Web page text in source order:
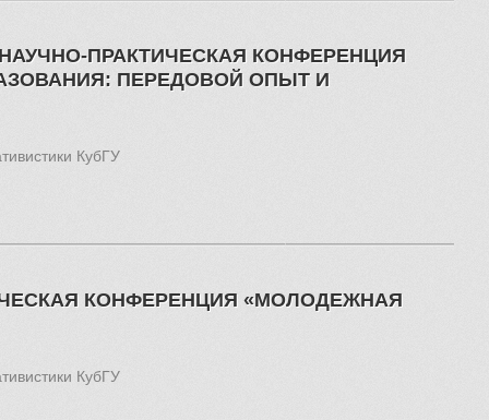
ПРАКТИЧЕСКАЯ КОНФЕРЕНЦИЯ
ПЕРЕДОВОЙ ОПЫТ И
КубГУ
КОНФЕРЕНЦИЯ «МОЛОДЕЖНАЯ
КубГУ